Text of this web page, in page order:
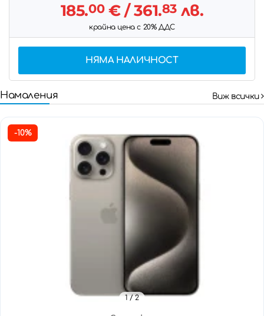
185.00€/ 361.83лв.
крайна цена с 20% ДДС
НЯМА НАЛИЧНОСТ
Намаления Виж всички
-10%
1/ 2